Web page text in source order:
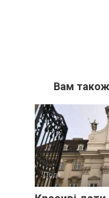
Вам
Події